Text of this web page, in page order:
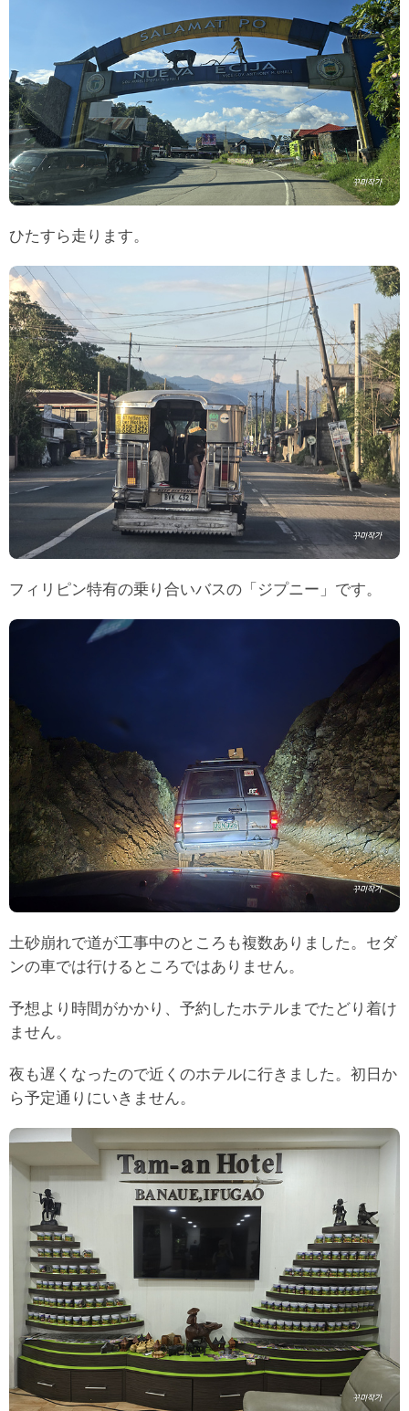
ひたすら走ります。
フィリピン特有の乗り合いバスの「ジプニー」です。
土砂崩れで道が工事中のところも複数ありました。セダ
ンの車では行けるところではありません。
予想より時間がかかり、予約したホテルまでたどり着け
ません。
夜も遅くなったので近くのホテルに行きました。初日か
ら予定通りにいきません。